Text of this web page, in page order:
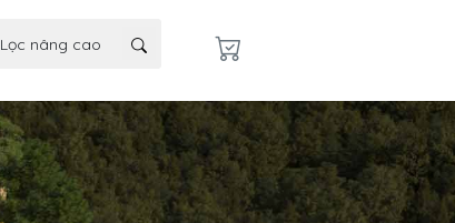
Lọc nâng cao